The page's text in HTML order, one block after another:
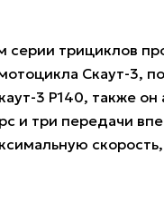
трициклов
Скаут-3,
3 Р140, также
и три передачи